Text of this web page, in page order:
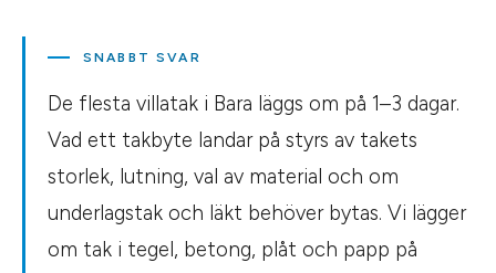
SNABBT SVAR
De flesta villatak i Bara läggs om på 1–3 dagar.
Vad ett takbyte landar på styrs av takets
storlek, lutning, val av material och om
underlagstak och läkt behöver bytas. Vi lägger
om tak i tegel, betong, plåt och papp på